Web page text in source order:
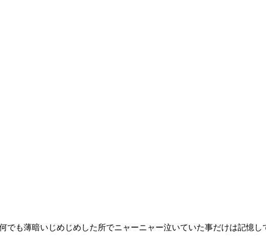
も薄暗いじめじめした所でニャーニャー泣いていた事だけは記憶し